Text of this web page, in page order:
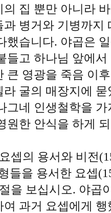
의 집 뿐만 아니라
과 병거와 기병까지
했습니다. 야곱은
들고 하나님 앞에
큰 영광을 죽음 이
라 굴의 매장지에
그네 인생철학을
원한 안식을 하게
셉의 용서와 비전
들을 용서한 요셉
을 보십시오. 야곱
여 과거 요셉에게